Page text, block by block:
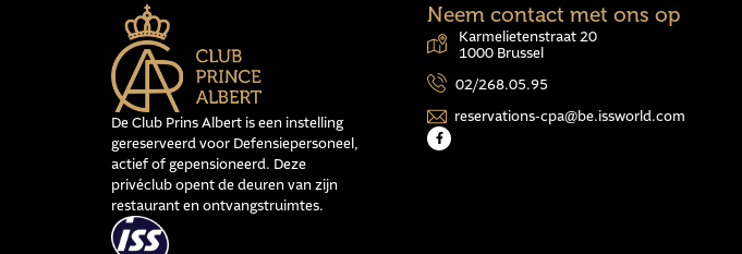
De Club Prins Albert is een instelling
gereserveerd voor Defensiepersoneel,
actief of gepensioneerd. Deze
privéclub opent de deuren van zijn
restaurant en ontvangstruimtes.
Neem contact met ons op
Karmelietenstraat 20
1000 Brussel
02/268.05.95
reservations-cpa@be.issworld.com